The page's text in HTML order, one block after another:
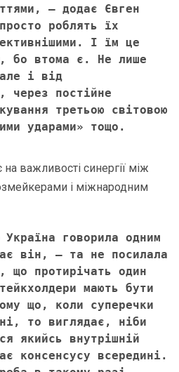
– додає Євген
роблять їх
І їм це
бо втома є. Не лише
і від
через постійне
третьою світовою
ударами» тощо.
важливості синергії між
і міжнародним
говорила одним
він, – та не посилала
що протирічать один
мають бути
що, коли суперечки
то виглядає, ніби
якийсь внутрішній
консенсусу всередині.